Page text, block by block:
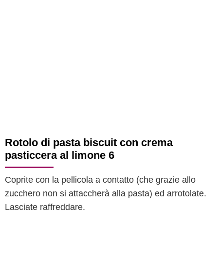
Rotolo di pasta biscuit con crema
pasticcera al limone 6
Coprite con la pellicola a contatto (che grazie allo
zucchero non si attaccherà alla pasta) ed arrotolate.
Lasciate raffreddare.